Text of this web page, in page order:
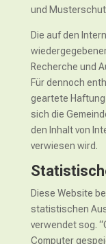
und
Die auf den
Recherche und
Für dennoch
geartete
sich die
den Inhalt von
verwiesen wird.
Diese Website
statistischen
verwendet sog.
Computer